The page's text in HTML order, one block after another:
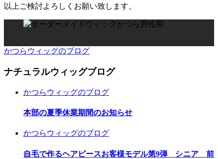
以上ご検討よろしくお願い致します。
かつらウィッグのブログ
ナチュラルウィッグブログ
かつらウィッグのブログ
本部の夏季休業期間のお知らせ
かつらウィッグのブログ
自毛で作るヘアピースお客様モデル第9弾 シニア 前